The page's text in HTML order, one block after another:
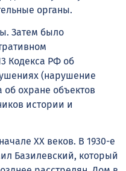
органы.
Затем было
Кодекса РФ об
(нарушение
об охране объектов
истории и
XX веков. В 1930-е
Базилевский, который